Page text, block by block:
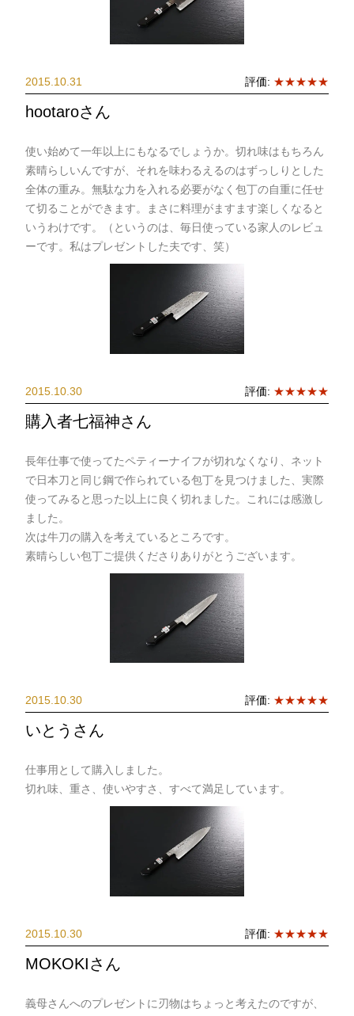
2015.10.31 評価: ★★★★★
hootaroさん
使い始めて一年以上にもなるでしょうか。切れ味はもちろん
素晴らしいんですが、それを味わるえるのはずっしりとした
全体の重み。無駄な力を入れる必要がなく包丁の自重に任せ
て切ることができます。まさに料理がますます楽しくなると
いうわけです。（というのは、毎日使っている家人のレビュ
ーです。私はプレゼントした夫です、笑）
2015.10.30 評価: ★★★★★
購入者七福神さん
長年仕事で使ってたペティーナイフが切れなくなり、ネット
で日本刀と同じ鋼で作られている包丁を見つけました、実際
使ってみると思った以上に良く切れました。これには感激し
ました。
次は牛刀の購入を考えているところです。
素晴らしい包丁ご提供くださりありがとうございます。
2015.10.30 評価: ★★★★★
いとうさん
仕事用として購入しました。
切れ味、重さ、使いやすさ、すべて満足しています。
2015.10.30 評価: ★★★★★
MOKOKIさん
義母さんへのプレゼントに刃物はちょっと考えたのですが、